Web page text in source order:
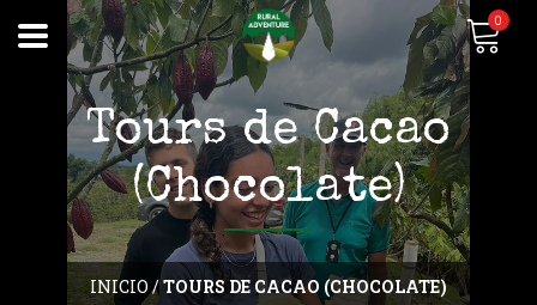
0
INICIO/TOURS DE CACAO (CHOCOLATE)
Tours de Cacao
(Chocolate)